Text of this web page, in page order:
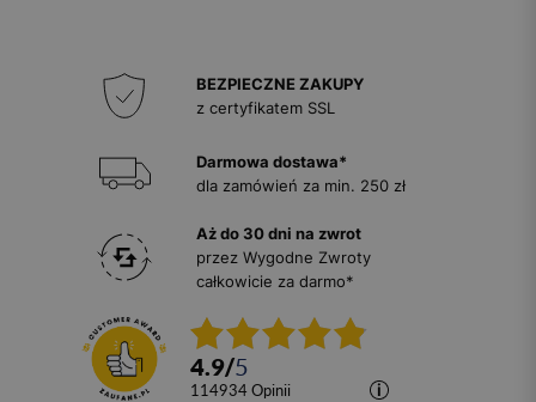
BEZPIECZNE ZAKUPY
z certyfikatem SSL
Darmowa dostawa*
dla zamówień za min. 250 zł
Aż do 30 dni na zwrot
przez Wygodne Zwroty
całkowicie za darmo*
4.9/5
114934 opinii